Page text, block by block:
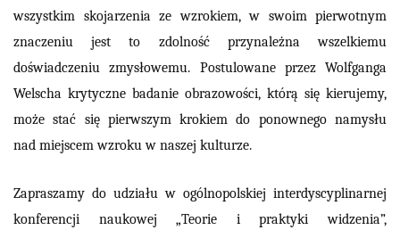
wszystkim skojarzenia ze wzrokiem, w swoim pierwotnym
znaczeniu jest to zdolność przynależna wszelkiemu
doświadczeniu zmysłowemu. Postulowane przez Wolfganga
Welscha krytyczne badanie obrazowości, którą się kierujemy,
może stać się pierwszym krokiem do ponownego namysłu
nad miejscem wzroku w naszej kulturze.
Zapraszamy do udziału w ogólnopolskiej interdyscyplinarnej
konferencji naukowej „Teorie i praktyki widzenia”,